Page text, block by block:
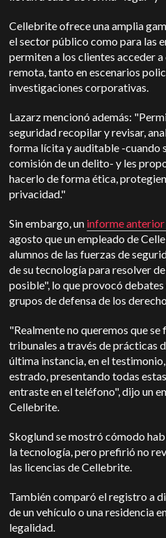
Cellebrite ofrece una amplia
el sector público como para las
permiten a los clientes acceder
remota, tanto en escenarios
investigaciones corporativas.
Lazarz mencionó además:
seguridad recopilar y revisar,
forma lícita y auditable -cuando
comisión de un delito- y les
hacerlo de forma ética,
privacidad."
Sin embargo, un informe anterior
agosto que un empleado de
alumnos de las fuerzas de
de su tecnología para resolver
posible", lo que provocó
grupos de defensa de los
"Realmente no queremos que
tribunales a través de prácticas
última instancia, en el
estrado, presentando todas
entraste en el teléfono", dijo un
Cellebrite.
Skoglund se mostró cómodo
la tecnología, pero prefirió no
las licencias de Cellebrite.
También comparó el registro a
de un vehículo o una residencia
legalidad.